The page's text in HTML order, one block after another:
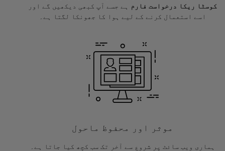
کوسٹا ریکا درخواست فارم
ہے جسے آپ کبھی دیکھیں گے اور
اسے استعمال کرنے کے لیے ہوا کا جھونکا لگتا ہے۔
موثر اور محفوظ ماحول
ہماری ویب سائٹ پر شروع سے آخر تک سب کچھ کیا جاتا ہے۔